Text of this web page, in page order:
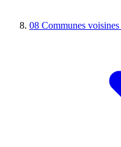
08 Communes voisines